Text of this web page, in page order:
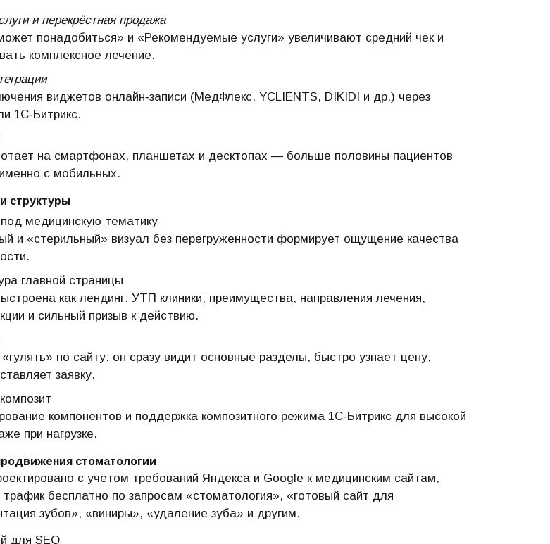
и перекрёстная продажа
понадобиться» и «Рекомендуемые услуги» увеличивают средний чек и
комплексное лечение.
виджетов онлайн‑записи (МедФлекс, YCLIENTS, DIKIDI и др.) через
1С‑Битрикс.
на смартфонах, планшетах и десктопах — больше половины пациентов
с мобильных.
структуры
медицинскую тематику
и «стерильный» визуал без перегруженности формирует ощущение качества
главной страницы
как лендинг: УТП клиники, преимущества, направления лечения,
и сильный призыв к действию.
по сайту: он сразу видит основные разделы, быстро узнаёт цену,
заявку.
компонентов и поддержка композитного режима 1С‑Битрикс для высокой
при нагрузке.
стоматологии
с учётом требований Яндекса и Google к медицинским сайтам,
бесплатно по запросам «стоматология», «готовый сайт для
зубов», «виниры», «удаление зуба» и другим.
для SEO